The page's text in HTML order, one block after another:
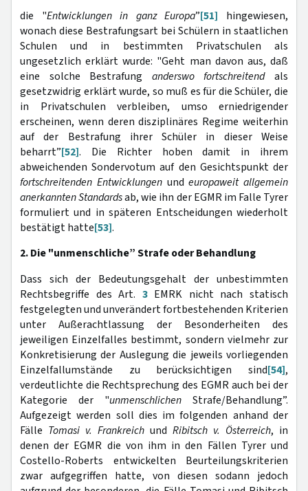
die "Entwicklungen in ganz Europa”[51] hingewiesen,
wonach diese Bestrafungsart bei Schülern in staatlichen
Schulen und in bestimmten Privatschulen als
ungesetzlich erklärt wurde: "Geht man davon aus, daß
eine solche Bestrafung anderswo fortschreitendals
gesetzwidrig erklärt wurde, so muß es für die Schüler, die
in Privatschulen verbleiben, umso erniedrigender
erscheinen, wenn deren disziplinäres Regime weiterhin
auf der Bestrafung ihrer Schüler in dieser Weise
beharrt”[52]. Die Richter hoben damit in ihrem
abweichenden Sondervotum auf den Gesichtspunkt der
fortschreitenden Entwicklungenundeuropaweit allgemein
anerkannten Standardsab, wie ihn der EGMR im Falle Tyrer
formuliert und in späteren Entscheidungen wiederholt
bestätigt hatte[53].
2. Die "unmenschliche” Strafe oder Behandlung
Dass sich der Bedeutungsgehalt der unbestimmten
Rechtsbegriffe des Art. 3EMRK nicht nach statisch
festgelegten und unverändert fortbestehenden Kriterien
unter Außerachtlassung der Besonderheiten des
jeweiligen Einzelfalles bestimmt, sondern vielmehr zur
Konkretisierung der Auslegung die jeweils vorliegenden
Einzelfallumstände zu berücksichtigen sind[54],
verdeutlichte die Rechtsprechung des EGMR auch bei der
Kategorie der "unmenschlichen Strafe/Behandlung”.
Aufgezeigt werden soll dies im folgenden anhand der
Fälle Tomasi v. Frankreich und Ribitsch v. Österreich, in
denen der EGMR die von ihm in den Fällen Tyrer und
Costello-Roberts entwickelten Beurteilungskriterien
zwar aufgegriffen hatte, von diesen sodann jedoch